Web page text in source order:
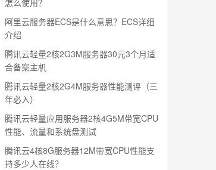
怎么使用？
阿里云服务器ECS是什么意思？ECS详细
介绍
腾讯云轻量2核2G3M服务器30元3个月适
合备案主机
腾讯云轻量2核2G4M服务器性能测评（三
年必入）
腾讯云轻量应用服务器2核4G5M带宽CPU
性能、流量和系统盘测试
腾讯云4核8G服务器12M带宽CPU性能支
持多少人在线？